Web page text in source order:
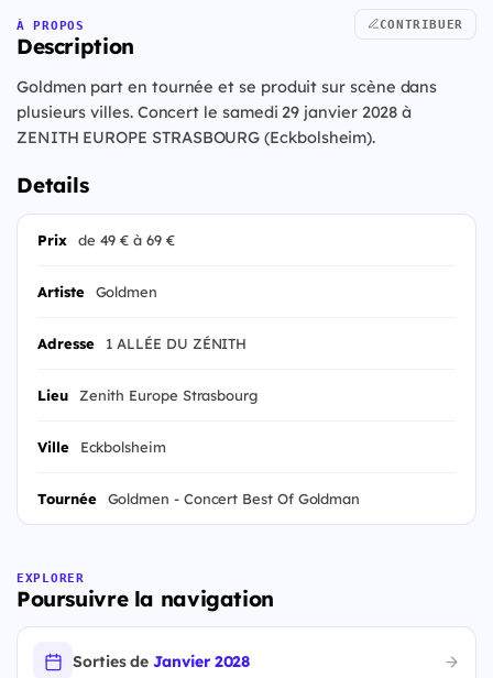
À PROPOS
Description
CONTRIBUER
Goldmen part en tournée et se produit sur scène dans
plusieurs villes. Concert le samedi 29 janvier 2028 à
ZENITH EUROPE STRASBOURG (Eckbolsheim).
Details
Prix de 49 € à 69 €
Artiste Goldmen
Adresse 1 ALLÉE DU ZÉNITH
Lieu Zenith Europe Strasbourg
Ville Eckbolsheim
Tournée Goldmen - Concert Best Of Goldman
EXPLORER
Poursuivre la navigation
Sorties deJanvier 2028